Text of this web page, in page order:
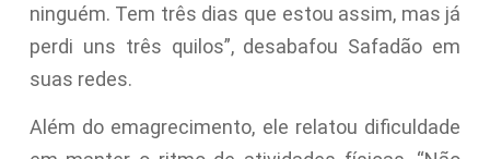
ninguém. Tem três dias que estou assim, mas já
perdi uns três quilos”, desabafou Safadão em
suas redes.
Além do emagrecimento, ele relatou dificuldade